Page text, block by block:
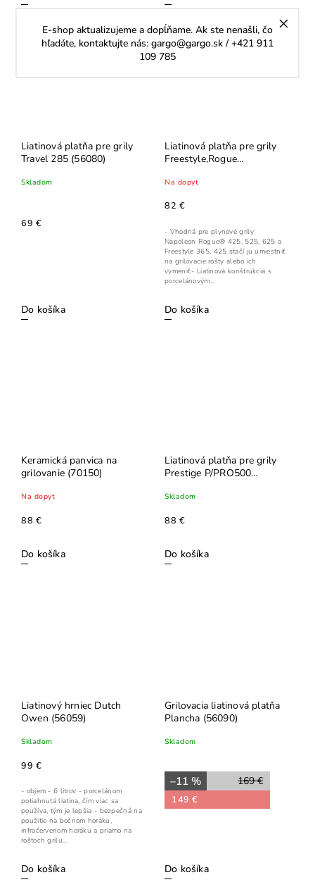
E-shop aktualizujeme a dopĺňame. Ak ste nenašli, čo
hľadáte, kontaktujte nás: gargo@gargo.sk / +421 911
109 785
Liatinová platňa pre grily
Travel 285 (56080)
Skladom
69 €
Do košíka
Liatinová platňa pre grily
Freestyle,Rogue
Na dopyt
82 €
Do košíka
- Vhodná pre plynové grily
Napoleon Rogue® 425, 525, 625 a
Freestyle 365, 425 stačí ju umiestniť
na grilovacie rošty alebo ich
vymeniť.- Liatinová konštrukcia s
porcelánovým...
Keramická panvica na
grilovanie (70150)
Na dopyt
88 €
Do košíka
Liatinová platňa pre grily
Prestige P/PRO500
Skladom
88 €
Do košíka
Liatinový hrniec Dutch
Owen (56059)
Skladom
99 €
Do košíka
- objem - 6 litrov - porcelánom
potiahnutá liatina, čím viac sa
používa, tým je lepšia - bezpečná na
použitie na bočnom horáku,
infračervenom horáku a priamo na
roštoch grilu...
Grilovacia liatinová platňa
Plancha (56090)
Skladom
169 €
–11 %
149 €
Do košíka